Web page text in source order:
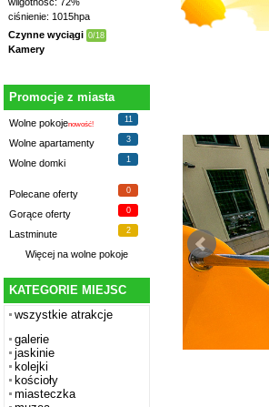
wilgotność: 72%
ciśnienie: 1015hpa
Czynne wyciągi 0/18
Kamery
Promocje z miasta
Wolne pokojenowość!
11
Wolne apartamenty 3
Wolne domki 1
Polecane oferty 0
Gorące oferty 0
Lastminute 2
Więcej na wolne pokoje
KATEGORIE MIEJSC
wszystkie atrakcje
galerie
jaskinie
kolejki
kościoły
miasteczka